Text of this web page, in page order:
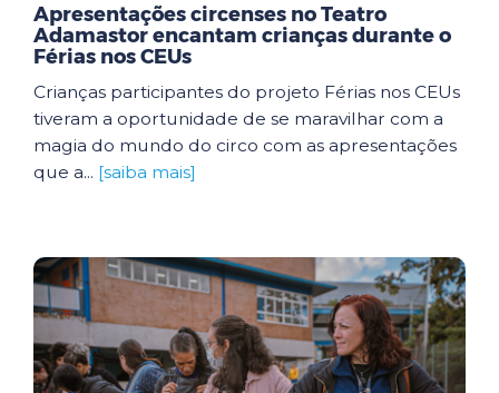
Apresentações circenses no Teatro
Adamastor encantam crianças durante o
Férias nos CEUs
Crianças participantes do projeto Férias nos CEUs
tiveram a oportunidade de se maravilhar com a
magia do mundo do circo com as apresentações
que a... [saiba mais]